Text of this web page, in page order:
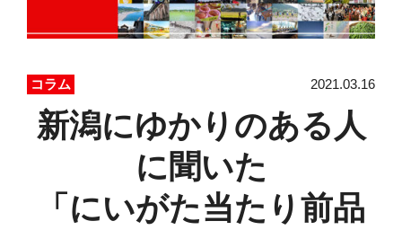
コラム 2021.03.16
新潟にゆかりのある人
に聞いた
「にいがた当たり前品